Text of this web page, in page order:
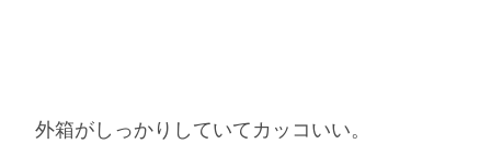
外箱がしっかりしていてカッコいい。